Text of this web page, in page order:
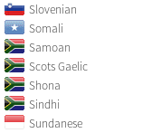
Slovenian
Somali
Samoan
Scots Gaelic
Shona
Sindhi
Sundanese